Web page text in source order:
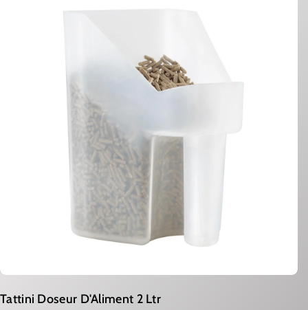
Tattini Doseur D'Aliment 2 Ltr